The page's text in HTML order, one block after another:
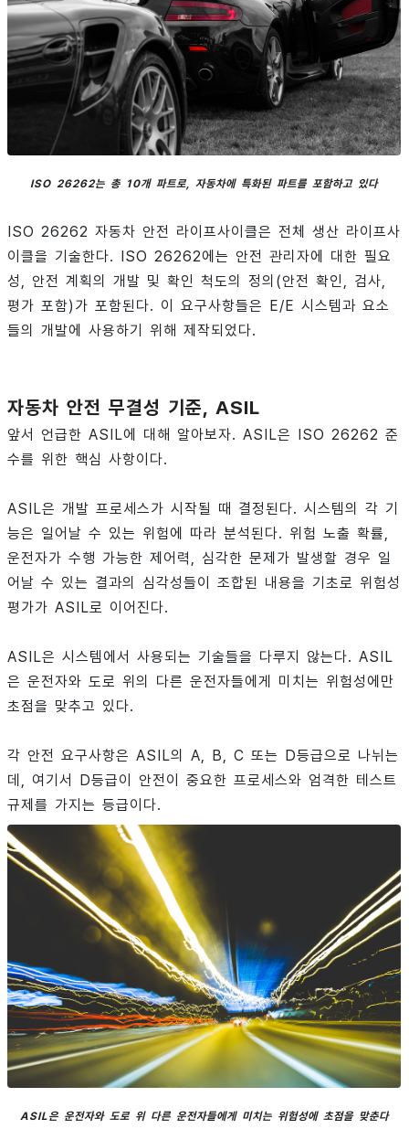
ISO 26262는 총 10개 파트로, 자동차에 특화된 파트를 포함하고 있다
ISO 26262 자동차 안전 라이프사이클은 전체 생산 라이프사
이클을 기술한다. ISO 26262에는 안전 관리자에 대한 필요
성, 안전 계획의 개발 및 확인 척도의 정의(안전 확인, 검사,
평가 포함)가 포함된다. 이 요구사항들은 E/E 시스템과 요소
들의 개발에 사용하기 위해 제작되었다.
자동차 안전 무결성 기준, ASIL
앞서 언급한 ASIL에 대해 알아보자. ASIL은 ISO 26262 준
수를 위한 핵심 사항이다.
ASIL은 개발 프로세스가 시작될 때 결정된다. 시스템의 각 기
능은 일어날 수 있는 위험에 따라 분석된다. 위험 노출 확률,
운전자가 수행 가능한 제어력, 심각한 문제가 발생할 경우 일
어날 수 있는 결과의 심각성들이 조합된 내용을 기초로 위험성
평가가 ASIL로 이어진다.
ASIL은 시스템에서 사용되는 기술들을 다루지 않는다. ASIL
은 운전자와 도로 위의 다른 운전자들에게 미치는 위험성에만
초점을 맞추고 있다.
각 안전 요구사항은 ASIL의 A, B, C 또는 D등급으로 나뉘는
데, 여기서 D등급이 안전이 중요한 프로세스와 엄격한 테스트
규제를 가지는 등급이다.
ASIL은 운전자와 도로 위 다른 운전자들에게 미치는 위험성에 초점을 맞춘다